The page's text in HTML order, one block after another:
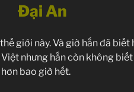
Đại An
giới này. Và giờ hắn đã
nhưng hắn còn không biết
bao giờ hết.